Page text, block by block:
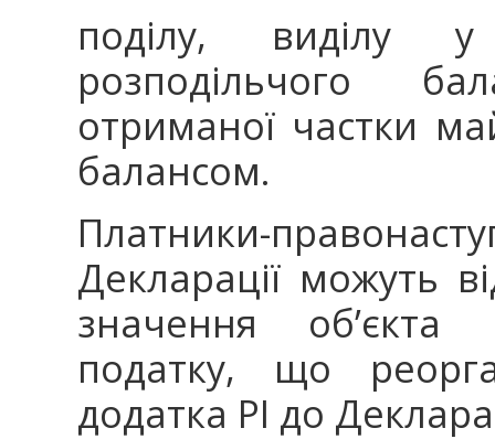
поділу, виділу у
розподільчого
отриманої частки
балансом.
Платники-
Декларації можуть
значення об’єкта
податку, що
додатка РІ до